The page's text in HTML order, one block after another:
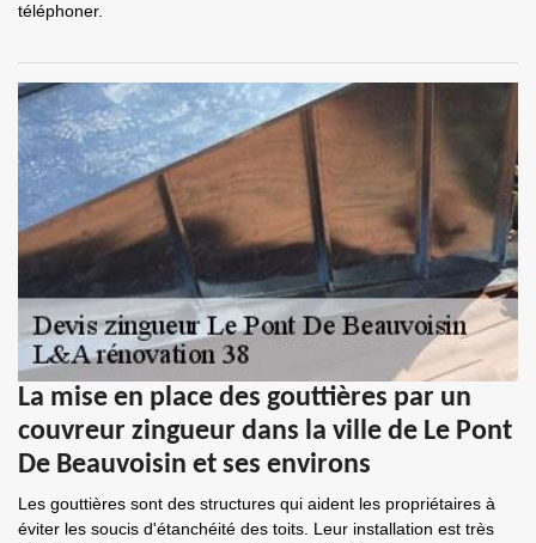
téléphoner.
La mise en place des gouttières par un
couvreur zingueur dans la ville de Le Pont
De Beauvoisin et ses environs
Les gouttières sont des structures qui aident les propriétaires à
éviter les soucis d'étanchéité des toits. Leur installation est très